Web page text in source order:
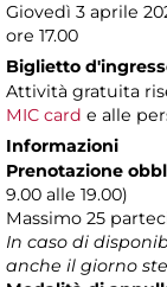
Giovedì 3 aprile
ore 17.00
Biglietto
Attività gratuita
MIC card e alle
Informazioni
Prenotazione
9.00 alle 19.00)
Massimo 25
In caso di
anche il giorno